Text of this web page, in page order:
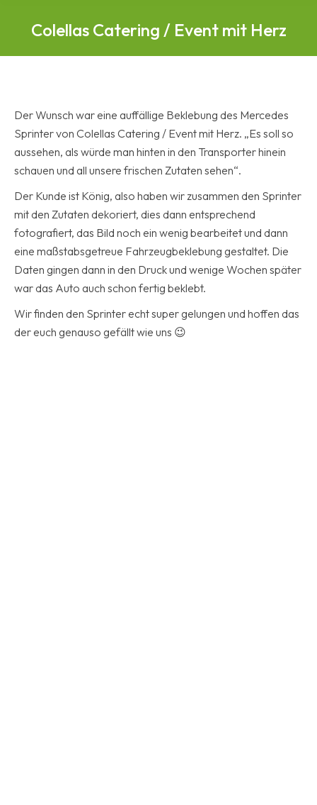
Colellas Catering / Event mit Herz
Der Wunsch war eine auffällige Beklebung des Mercedes
Sprinter von Colellas Catering / Event mit Herz. „Es soll so
aussehen, als würde man hinten in den Transporter hinein
schauen und all unsere frischen Zutaten sehen“.
Der Kunde ist König, also haben wir zusammen den Sprinter
mit den Zutaten dekoriert, dies dann entsprechend
fotografiert, das Bild noch ein wenig bearbeitet und dann
eine maßstabsgetreue Fahrzeugbeklebung gestaltet. Die
Daten gingen dann in den Druck und wenige Wochen später
war das Auto auch schon fertig beklebt.
Wir finden den Sprinter echt super gelungen und hoffen das
der euch genauso gefällt wie uns 😉